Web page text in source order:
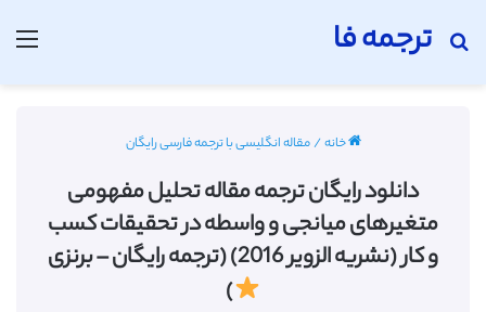
ترجمه فا
جستجو برای
خانه/مقاله انگلیسی با ترجمه فارسی رایگان
دانلود رایگان ترجمه مقاله تحلیل مفهومی
متغیرهای میانجی و واسطه در تحقیقات کسب
و کار (نشریه الزویر 2016) (ترجمه رایگان – برنزی
)